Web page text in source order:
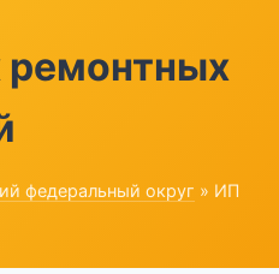
ремонтных
федеральный округ » ИП